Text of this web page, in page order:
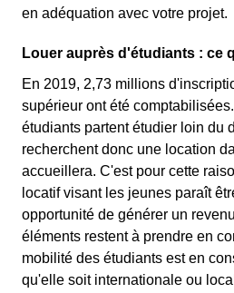
en adéquation avec votre projet.
Louer auprès d'étudiants : ce
En 2019, 2,73 millions
supérieur ont été
étudiants partent étudier loin du
recherchent donc une location
accueillera. C'est pour cette
locatif visant les jeunes paraît
opportunité de générer un
éléments restent à prendre en
mobilité des étudiants est en
qu'elle soit internationale ou